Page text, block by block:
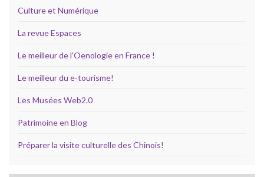
Culture et Numérique
La revue Espaces
Le meilleur de l'Oenologie en France !
Le meilleur du e-tourisme!
Les Musées Web2.0
Patrimoine en Blog
Préparer la visite culturelle des Chinois!